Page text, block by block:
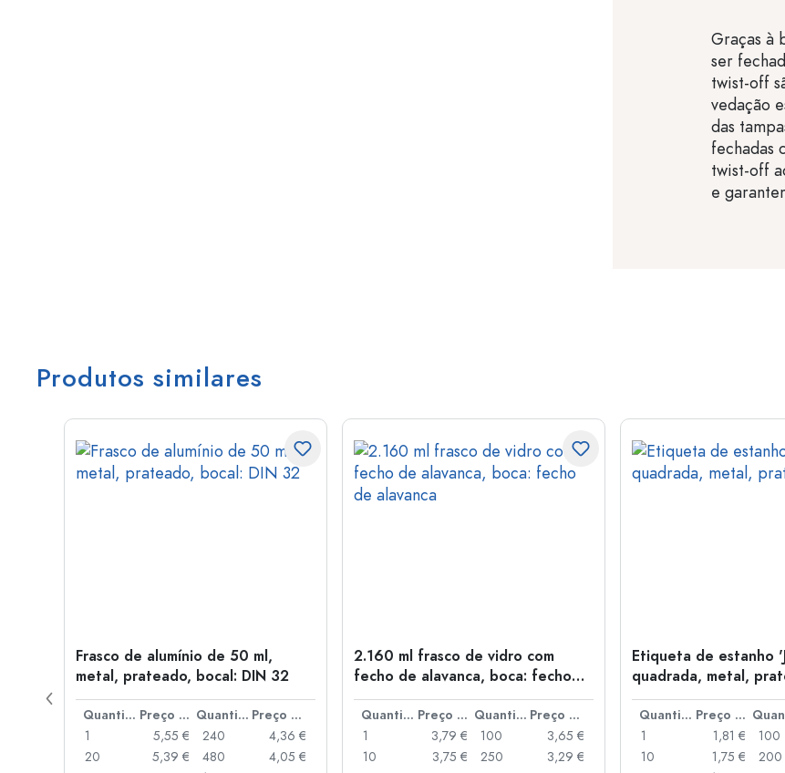
Graças à
ser
twist-off
vedação
das
fechadas
twist-off
e
Produtos similares
Frasco de alumínio de 50 ml,
metal, prateado, bocal: DIN 32
Quantidade Preço por peça Quantidade
Preço por peça
1
5,55 €
20
5,39 €
240
4,36 €
480
4,05 €
2.160 ml frasco de vidro com
fecho de alavanca, boca: fecho
de alavanca
Quantidade Preço por peça Quantidade
Preço por peça
1
3,79 €
10
3,75 €
100
3,65 €
250
3,29 €
Etiqueta de estanho
quadrada, metal,
Quantidade Preço por peça
1
1,81 €
10
1,75 €
100
200